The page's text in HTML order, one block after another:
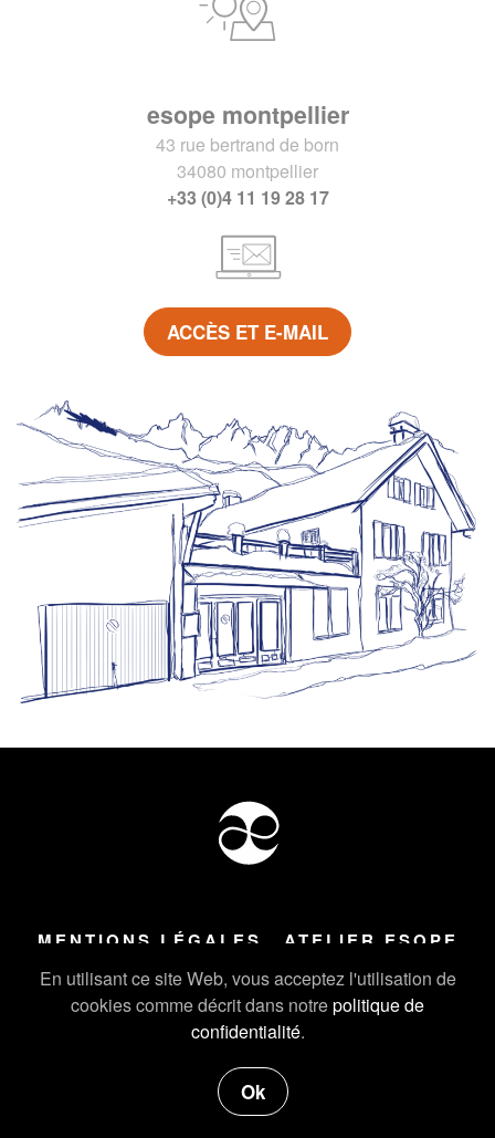
En utilisant ce site Web, vous acceptez l'utilisation de
cookies comme décrit dans notrepolitique de
confidentialité.
Ok
esope montpellier
43 rue bertrand de born
34080 montpellier
+33 (0)4 11 19 28 17
ACCÈS ET E-MAIL
MENTIONS LÉGALES ATELIER ESOPE